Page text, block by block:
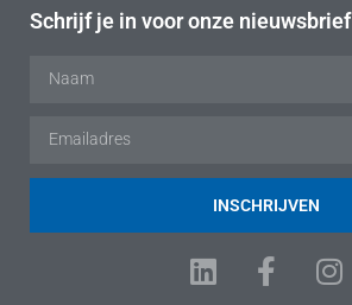
Schrijf je in voor onze nieuwsbrief
INSCHRIJVEN